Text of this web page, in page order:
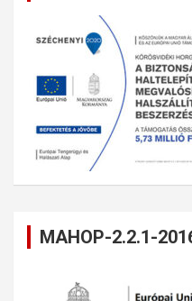
MAHOP-2.2.1-